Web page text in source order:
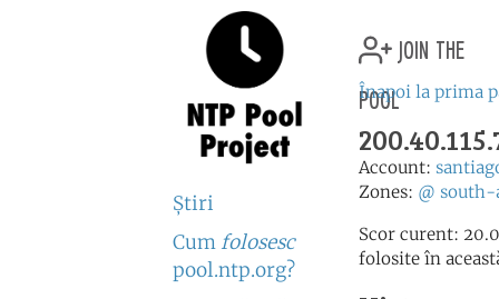
Ştiri
Cum folosesc
pool.ntp.org?
join the
pool
Înapoi la prima
Account:
Zones: @ south-
Scor curent:
folosite în